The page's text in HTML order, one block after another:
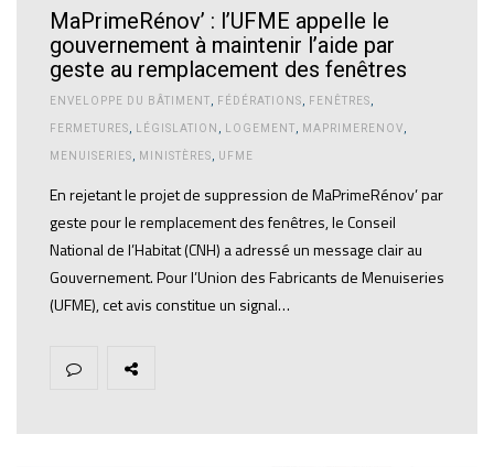
MaPrimeRénov’ : l’UFME appelle le
gouvernement à maintenir l’aide par
geste au remplacement des fenêtres
ENVELOPPE DU BÂTIMENT FÉDÉRATIONS FENÊTRES
FERMETURES LÉGISLATION LOGEMENT MAPRIMERENOV
MENUISERIES MINISTÈRES UFME
En rejetant le projet de suppression de MaPrimeRénov’ par
geste pour le remplacement des fenêtres, le Conseil
National de l’Habitat (CNH) a adressé un message clair au
Gouvernement. Pour l’Union des Fabricants de Menuiseries
(UFME), cet avis constitue un signal…